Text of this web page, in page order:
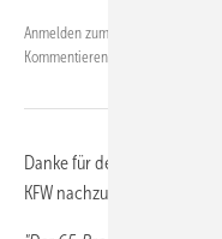
Anmelden zum
Kommentieren.
Danke für den Hinweis, den
KFW nachzufragen. Antwort